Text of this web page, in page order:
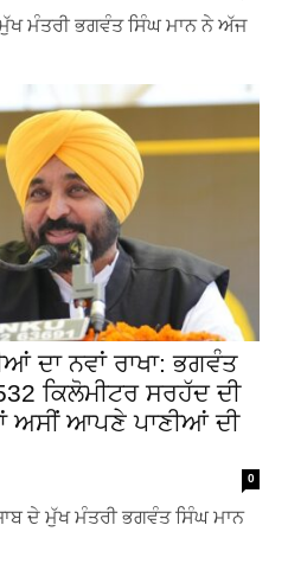
ਮੰਤਰੀ ਭਗਵੰਤ ਸਿੰਘ ਮਾਨ ਨੇ ਅੱਜ
ਦਾ ਨਵਾਂ ਰਾਖਾ: ਭਗਵੰਤ
ਕਿਲੋਮੀਟਰ ਸਰਹੱਦ ਦੀ
ਅਸੀਂ ਆਪਣੇ ਪਾਣੀਆਂ ਦੀ
0
ਦੇ ਮੁੱਖ ਮੰਤਰੀ ਭਗਵੰਤ ਸਿੰਘ ਮਾਨ